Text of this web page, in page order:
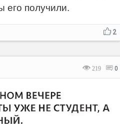
его получили.
2
219 0